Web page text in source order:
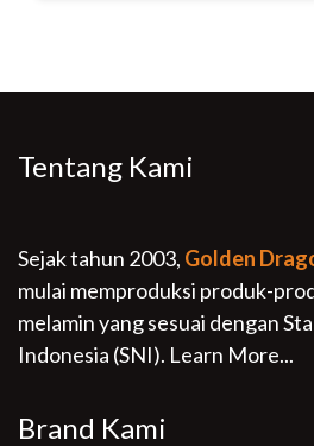
Tentang Kami
Sejak tahun 2003, Golden
mulai memproduksi produk-
melamin yang sesuai dengan
Indonesia (SNI). Learn More...
Brand Kami